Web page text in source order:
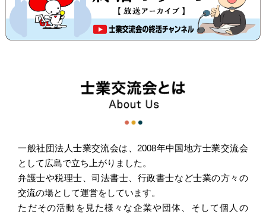
一般社団法人士業交流会は、2008年中国地方士業交流会
として広島で立ち上がりました。
弁護士や税理士、司法書士、行政書士など士業の方々の
交流の場として運営をしています。
ただその活動を見た様々な企業や団体、そして個人の